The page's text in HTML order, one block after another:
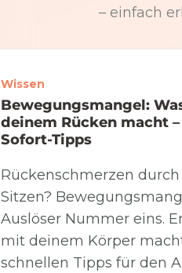
– einfach
Wissen
Bewegungsmangel:
deinem Rücken macht
Sofort-Tipps
Rückenschmerzen durch
Sitzen?
Auslöser Nummer eins.
mit deinem Körper
schnellen Tipps für den